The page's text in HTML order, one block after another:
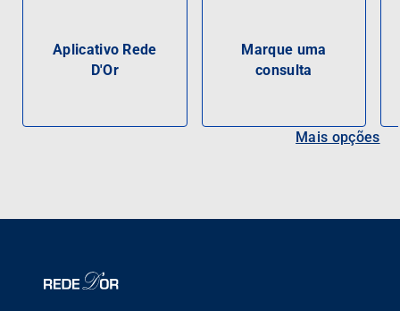
Aplicativo Rede
D'Or
Marque uma
consulta
Mais opções